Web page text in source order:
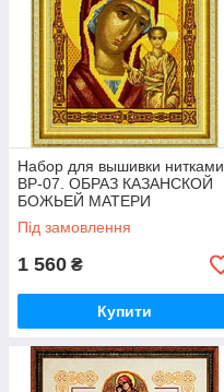
Набор для вышивки нитками
BP-07. ОБРАЗ КАЗАНСКОЙ
БОЖЬЕЙ МАТЕРИ
Під замовлення
1 560 ₴
Купити